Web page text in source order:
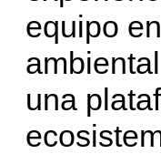
equipo
una